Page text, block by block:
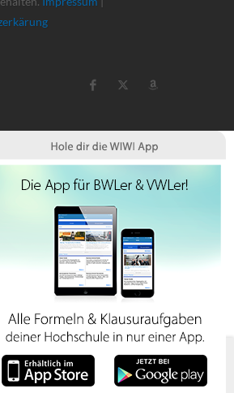
verwendet Cookies. Indem
und ihre Angebote nutzen